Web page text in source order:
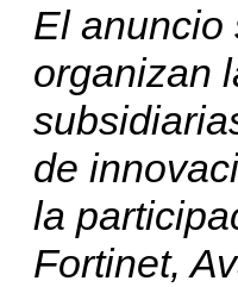
El anuncio
organizan
de
la
Fortinet,